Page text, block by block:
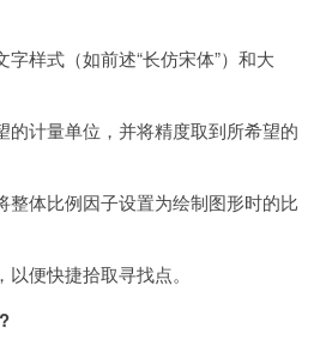
样式（如前述“长仿宋体”）和大
的计量单位，并将精度取到所希望的
整体比例因子设置为绘制图形时的比
便快捷拾取寻找点。